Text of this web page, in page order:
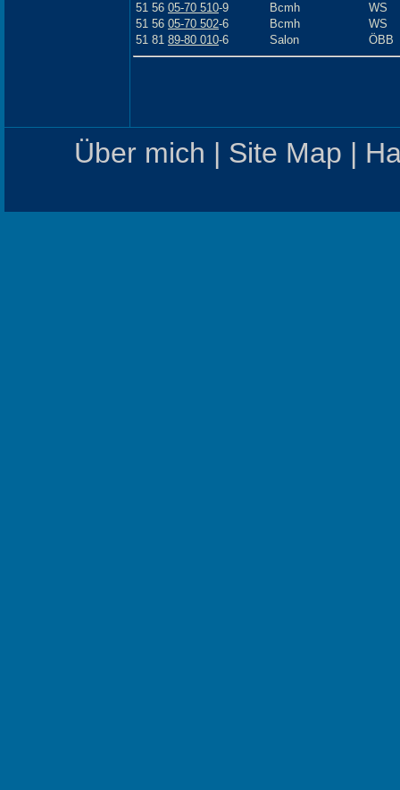
51 56 05-70 510-9 Bcmh
WS
51 56 05-70 502-6 Bcmh
WS
51 81 89-80 010-6 Salon ÖBB
Über mich | Site Map |